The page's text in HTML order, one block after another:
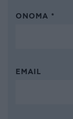
ΌΝΟΜΑ *
EMAIL